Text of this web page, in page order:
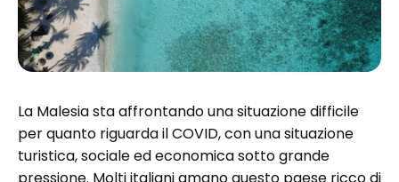
La Malesia sta affrontando una situazione difficile
per quanto riguarda il COVID, con una situazione
turistica, sociale ed economica sotto grande